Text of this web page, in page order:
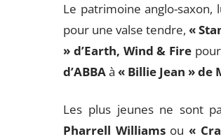
Le patrimoine anglo-saxon,
pour une valse tendre, «
» d’Earth, Wind & Fire
d’ABBAà « Billie Jean » de
Les plus jeunes ne sont
Pharrell Williamsou «